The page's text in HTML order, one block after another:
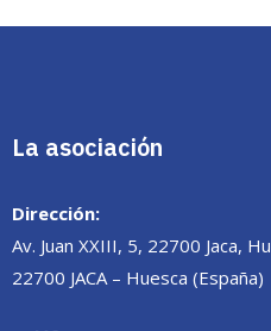
La asociación
Dirección:
Av. Juan XXIII, 5, 22700 Jaca,
22700 JACA – Huesca (España)